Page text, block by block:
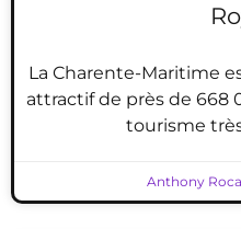
La Charente-Maritime
attractif de près de 668
tourisme
Anthony Roca